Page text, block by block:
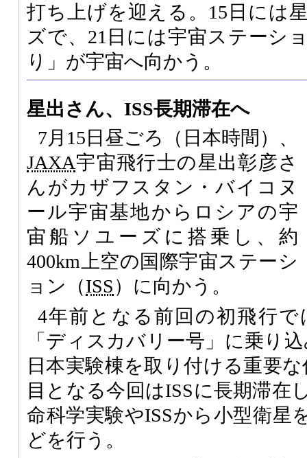
打ち上げを迎える。15日には
ズで、21日には宇宙ステーシ
り」が宇宙へ向かう。
星出さん、ISS長期滞在へ
7月15日昼ごろ（日本時間）、
JAXA宇宙飛行士の星出彰彦さ
んがカザフスタン・バイコヌ
ール宇宙基地からロシアの宇
宙船ソユーズに搭乗し、約
400km上空の国際宇宙ステーシ
ョン（ISS）に向かう。
4年前となる前回の初飛行
「ディスカバリー号」に乗り
日本実験棟を取り付ける重要
目となる今回はISSに長期滞在
命科学実験やISSから小型衛星
どを行う。